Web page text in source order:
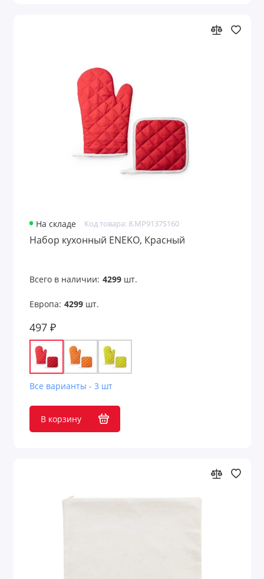
На складе Код товара: 8.MP9137S160
Набор кухонный ENEKO, Красный
Всего в наличии: 4299шт.
Европа: 4299шт.
497 ₽
Все варианты - 3 шт
В корзину